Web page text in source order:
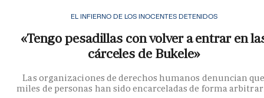
EL INFIERNO DE LOS INOCENTES DETENIDOS
«Tengo pesadillas con volver a entrar en
cárceles de Bukele»
Las organizaciones de derechos humanos denuncian
miles de personas han sido encarceladas de forma